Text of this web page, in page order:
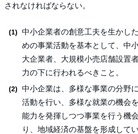
されなければならない。
中小企業者の創意工夫を生かし
めの事業活動を基本として、中
大企業者、大規模小売店舗設置
力の下に行われるべきこと。
中小企業は、多様な事業の分野
活動を行い、多様な就業の機会
能力を発揮しつつ事業を行う機
り、地域経済の基盤を形成して